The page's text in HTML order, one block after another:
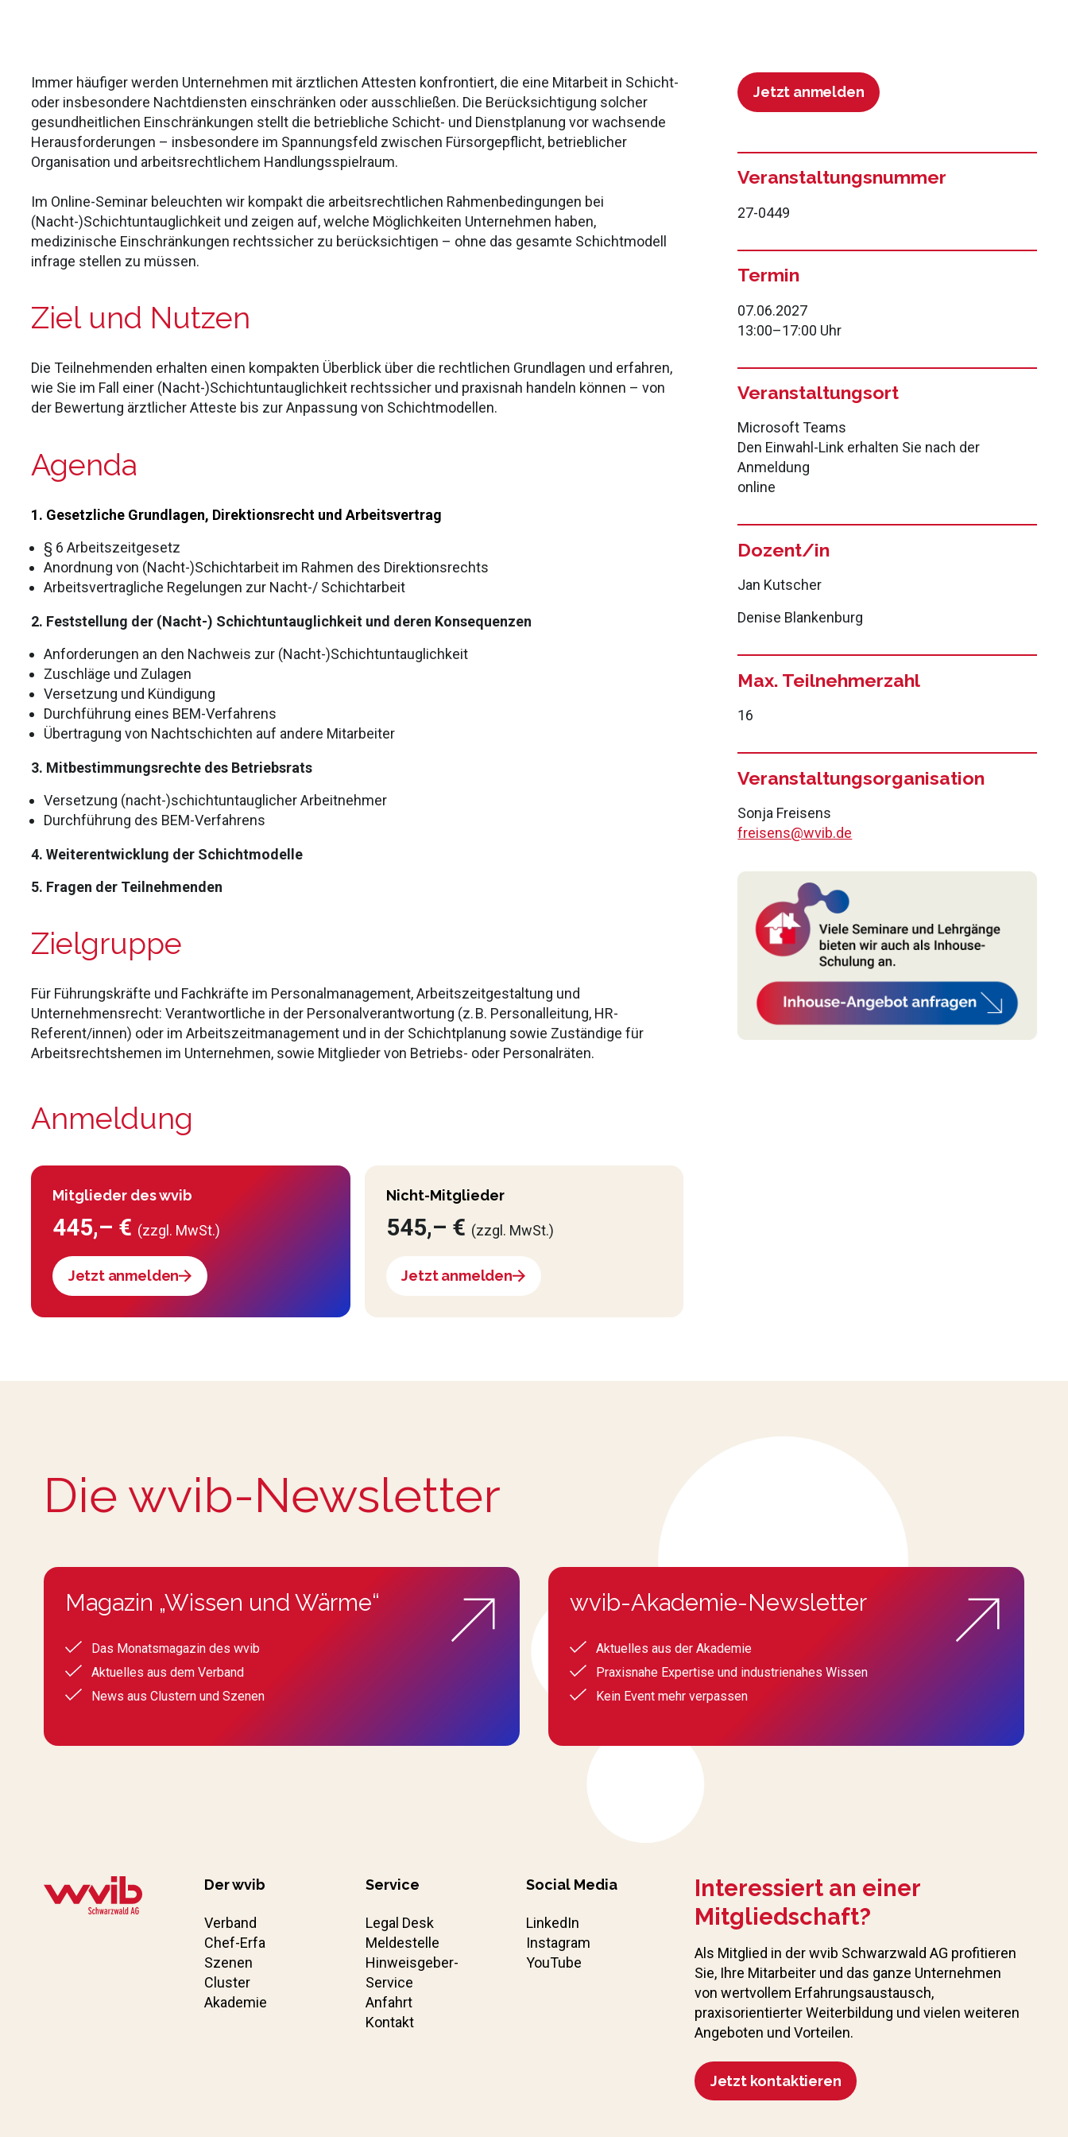
Immer häufiger werden Unternehmen mit ärztlichen Attesten konfrontiert, die eine Mitarbeit in Schicht-
oder insbesondere Nachtdiensten einschränken oder ausschließen. Die Berücksichtigung solcher
gesundheitlichen Einschränkungen stellt die betriebliche Schicht- und Dienstplanung vor wachsende
Herausforderungen – insbesondere im Spannungsfeld zwischen Fürsorgepflicht, betrieblicher
Organisation und arbeitsrechtlichem Handlungsspielraum.
Im Online-Seminar beleuchten wir kompakt die arbeitsrechtlichen Rahmenbedingungen bei
(Nacht-)Schichtuntauglichkeit und zeigen auf, welche Möglichkeiten Unternehmen haben,
medizinische Einschränkungen rechtssicher zu berücksichtigen – ohne das gesamte Schichtmodell
infrage stellen zu müssen.
Ziel und Nutzen
Die Teilnehmenden erhalten einen kompakten Überblick über die rechtlichen Grundlagen und erfahren,
wie Sie im Fall einer (Nacht-)Schichtuntauglichkeit rechtssicher und praxisnah handeln können – von
der Bewertung ärztlicher Atteste bis zur Anpassung von Schichtmodellen.
Agenda
1. Gesetzliche Grundlagen, Direktionsrecht und Arbeitsvertrag
§ 6 Arbeitszeitgesetz
Anordnung von (Nacht-)Schichtarbeit im Rahmen des Direktionsrechts
Arbeitsvertragliche Regelungen zur Nacht-/ Schichtarbeit
2. Feststellung der (Nacht-) Schichtuntauglichkeit und deren Konsequenzen
Anforderungen an den Nachweis zur (Nacht-)Schichtuntauglichkeit
Zuschläge und Zulagen
Versetzung und Kündigung
Durchführung eines BEM-Verfahrens
Übertragung von Nachtschichten auf andere Mitarbeiter
3. Mitbestimmungsrechte des Betriebsrats
Versetzung (nacht-)schichtuntauglicher Arbeitnehmer
Durchführung des BEM-Verfahrens
4. Weiterentwicklung der Schichtmodelle
5. Fragen der Teilnehmenden
Zielgruppe
Für Führungskräfte und Fachkräfte im Personalmanagement, Arbeitszeitgestaltung und
Unternehmensrecht: Verantwortliche in der Personalverantwortung (z. B. Personalleitung, HR-
Referent/innen) oder im Arbeitszeitmanagement und in der Schichtplanung sowie Zuständige für
Arbeitsrechtshemen im Unternehmen, sowie Mitglieder von Betriebs- oder Personalräten.
Anmeldung
Mitglieder des wvib
445,– € (zzgl. MwSt.)
Jetzt anmelden
Nicht-Mitglieder
545,– € (zzgl. MwSt.)
Jetzt anmelden
Jetzt anmelden
Veranstaltungsnummer
27-0449
Termin
07.06.2027
13:00–17:00 Uhr
Veranstaltungsort
Microsoft Teams
Den Einwahl-Link erhalten Sie nach der
Anmeldung
online
Dozent/in
Jan Kutscher
Denise Blankenburg
Max. Teilnehmerzahl
16
Veranstaltungsorganisation
Sonja Freisens
freisens@wvib.de
Die wvib-Newsletter
Magazin „Wissen und Wärme“
Das Monatsmagazin des wvib
Aktuelles aus dem Verband
News aus Clustern und Szenen
wvib-Akademie-Newsletter
Aktuelles aus der Akademie
Praxisnahe Expertise und industrienahes Wissen
Kein Event mehr verpassen
Der wvib
Verband
Chef-Erfa
Szenen
Cluster
Akademie
Service
Legal Desk
Meldestelle
Hinweisgeber-
Service
Anfahrt
Kontakt
Social Media
LinkedIn
Instagram
YouTube
Interessiert an einer
Mitgliedschaft?
Als Mitglied in der wvib Schwarzwald AG profitieren
Sie, Ihre Mitarbeiter und das ganze Unternehmen
von wertvollem Erfahrungs­austausch,
praxisorientierter Weiterbildung und vielen weiteren
Angeboten und Vorteilen.
Jetzt kontaktieren